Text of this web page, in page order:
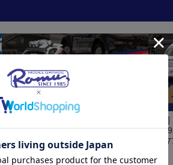
ェ 953 ダカール 1984 No.176 2台セ...
[予
シェ